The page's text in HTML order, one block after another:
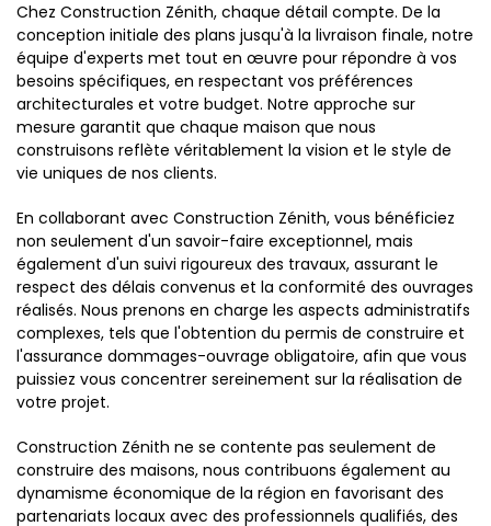
Chez Construction Zénith, chaque détail compte. De la
conception initiale des plans jusqu'à la livraison finale, notre
équipe d'experts met tout en œuvre pour répondre à vos
besoins spécifiques, en respectant vos préférences
architecturales et votre budget. Notre approche sur
mesure garantit que chaque maison que nous
construisons reflète véritablement la vision et le style de
vie uniques de nos clients.
En collaborant avec Construction Zénith, vous bénéficiez
non seulement d'un savoir-faire exceptionnel, mais
également d'un suivi rigoureux des travaux, assurant le
respect des délais convenus et la conformité des ouvrages
réalisés. Nous prenons en charge les aspects administratifs
complexes, tels que l'obtention du permis de construire et
l'assurance dommages-ouvrage obligatoire, afin que vous
puissiez vous concentrer sereinement sur la réalisation de
votre projet.
Construction Zénith ne se contente pas seulement de
construire des maisons, nous contribuons également au
dynamisme économique de la région en favorisant des
partenariats locaux avec des professionnels qualifiés, des